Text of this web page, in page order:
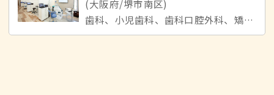
(大阪府/堺市南区)
歯科、小児歯科、歯科口腔外科、矯正歯科